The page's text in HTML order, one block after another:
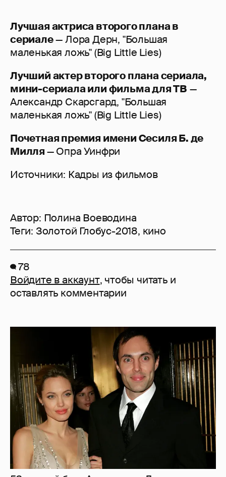
Лучшая актриса второго плана в
сериале— Лора Дерн, "Большая
маленькая ложь" (Big Little Lies)
Лучший актер второго плана сериала,
мини-сериала или фильма для ТВ —
Александр Скарсгард, "Большая
маленькая ложь" (Big Little Lies)
Почетная премия имени Сесиля Б. де
Милля— Опра Уинфри
Источники: Кадры из фильмов
Автор: Полина Воеводина
Теги: Золотой Глобус-2018, кино
78
Войдите в аккаунт, чтобы читать и
оставлять комментарии